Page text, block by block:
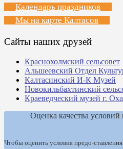
Календарь праздников
Мы на карте Калтасов
Сайты наших друзей
Краснохолмский сельсовет
Альшеевский Отдел
Калтасинский И-К Музей
Новокильбахтинский
Краеведческий музей г.
Оценка качества условий
Чтобы оценить условия предо-